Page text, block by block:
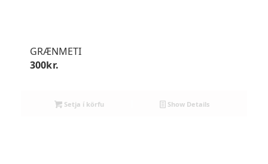
GRÆNMETI
300kr.
Setja í körfu Show Details